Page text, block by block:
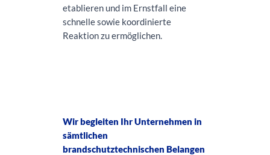
etablieren und im Ernstfall eine
schnelle sowie koordinierte
Reaktion zu ermöglichen.
Wir begleiten Ihr Unternehmen in
sämtlichen
brandschutztechnischen Belangen